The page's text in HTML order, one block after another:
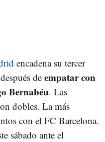
encadena su tercer
de empatar con
Bernabéu. Las
dobles. La más
con el FC Barcelona.
sábado ante el